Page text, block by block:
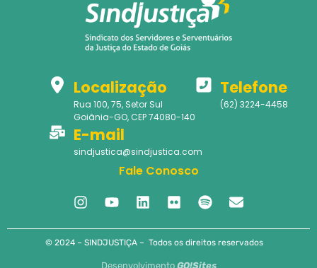
Localização
Rua 100, 75, Setor Sul
Goiânia-GO, CEP 74080-140
Telefone
(62) 3224-4458
E-mail
sindjustica@sindjustica.com
Fale Conosco
© 2024 – SINDJUSTIÇA – Todos os direitos reservados
Desenvolvimento GO!Sites